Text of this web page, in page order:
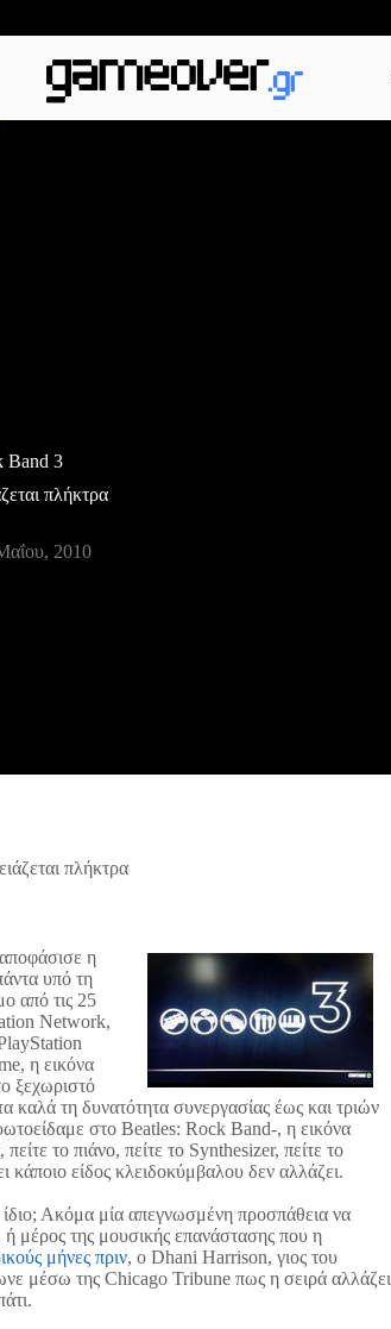
Band 3
πλήκτρα
2010
πλήκτρα
η
υπό τη
από τις 25
Network,
η εικόνα
ξεχωριστό
καλά τη δυνατότητα συνεργασίας έως και τριών
στο Beatles: Rock Band-, η εικόνα
το πιάνο, πείτε το Synthesizer, πείτε το
είδος κλειδοκύμβαλου δεν αλλάζει.
ίδιο; Ακόμα μία απεγνωσμένη προσπάθεια να
μέρος της μουσικής επανάστασης που η
μήνες πριν, o Dhani Harrison, γιος του
μέσω της Chicago Tribune πως η σειρά αλλάζει